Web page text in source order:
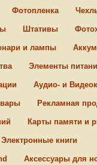
Фотопленка
Штативы
и лампы
Элементы
Аудио- и
Рекламная
Карты памяти и
Электронные книги
Аксессуары для